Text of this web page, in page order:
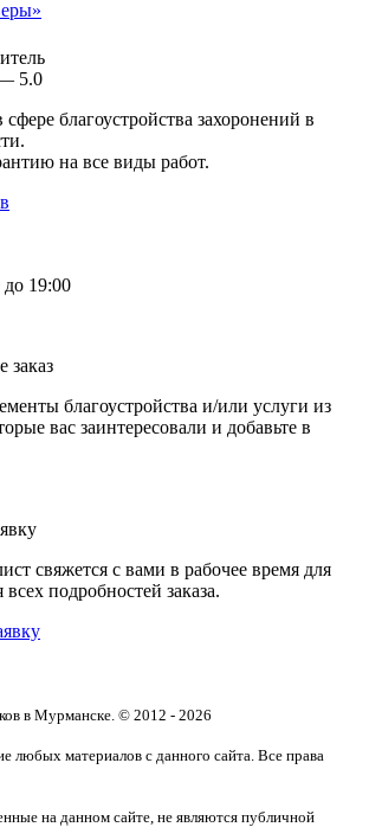
5.0
сфере благоустройства захоронений в
на все виды работ.
19:00
заказ
благоустройства и/или услуги из
вас заинтересовали и добавьте в
свяжется с вами в рабочее время для
всех подробностей заказа.
в Мурманске. © 2012 - 2026
любых материалов с данного сайта. Все права
на данном сайте, не являются публичной